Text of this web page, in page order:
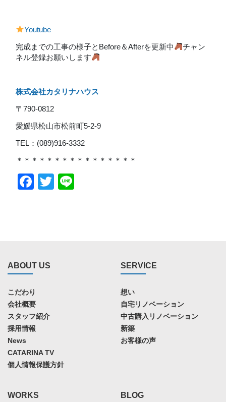
Youtube
完成までの工事の様子とBefore＆Afterを更新中
チャン
ネル登録お願いします
株式会社カタリナハウス
〒790-0812
愛媛県松山市松前町5-2-9
TEL：(089)916-3332
＊＊＊＊＊＊＊＊＊＊＊＊＊＊＊＊
Facebook
Twitter
ABOUT US
こだわり
会社概要
スタッフ紹介
採用情報
News
CATARINA TV
個人情報保護方針
SERVICE
想い
自宅リノベーション
中古購入リノベーション
新築
お客様の声
WORKS BLOG